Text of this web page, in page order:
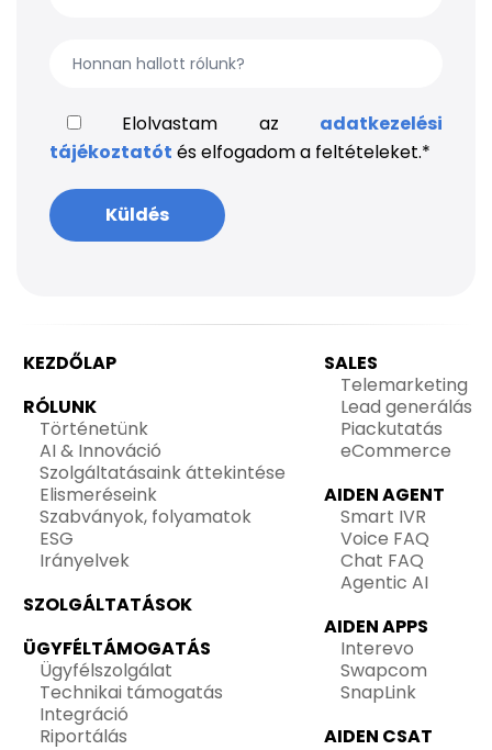
Elolvastam az adatkezelési
tájékoztatót és elfogadom a feltételeket.*
KEZDŐLAP
RÓLUNK
Történetünk
AI & Innováció
Szolgáltatásaink áttekintése
Elismeréseink
Szabványok, folyamatok
ESG
Irányelvek
SZOLGÁLTATÁSOK
ÜGYFÉLTÁMOGATÁS
Ügyfélszolgálat
Technikai támogatás
Integráció
Riportálás
SALES
Telemarketing
Lead generálás
Piackutatás
eCommerce
AIDEN AGENT
Smart IVR
Voice FAQ
Chat FAQ
Agentic AI
AIDEN APPS
Interevo
Swapcom
SnapLink
AIDEN CSAT